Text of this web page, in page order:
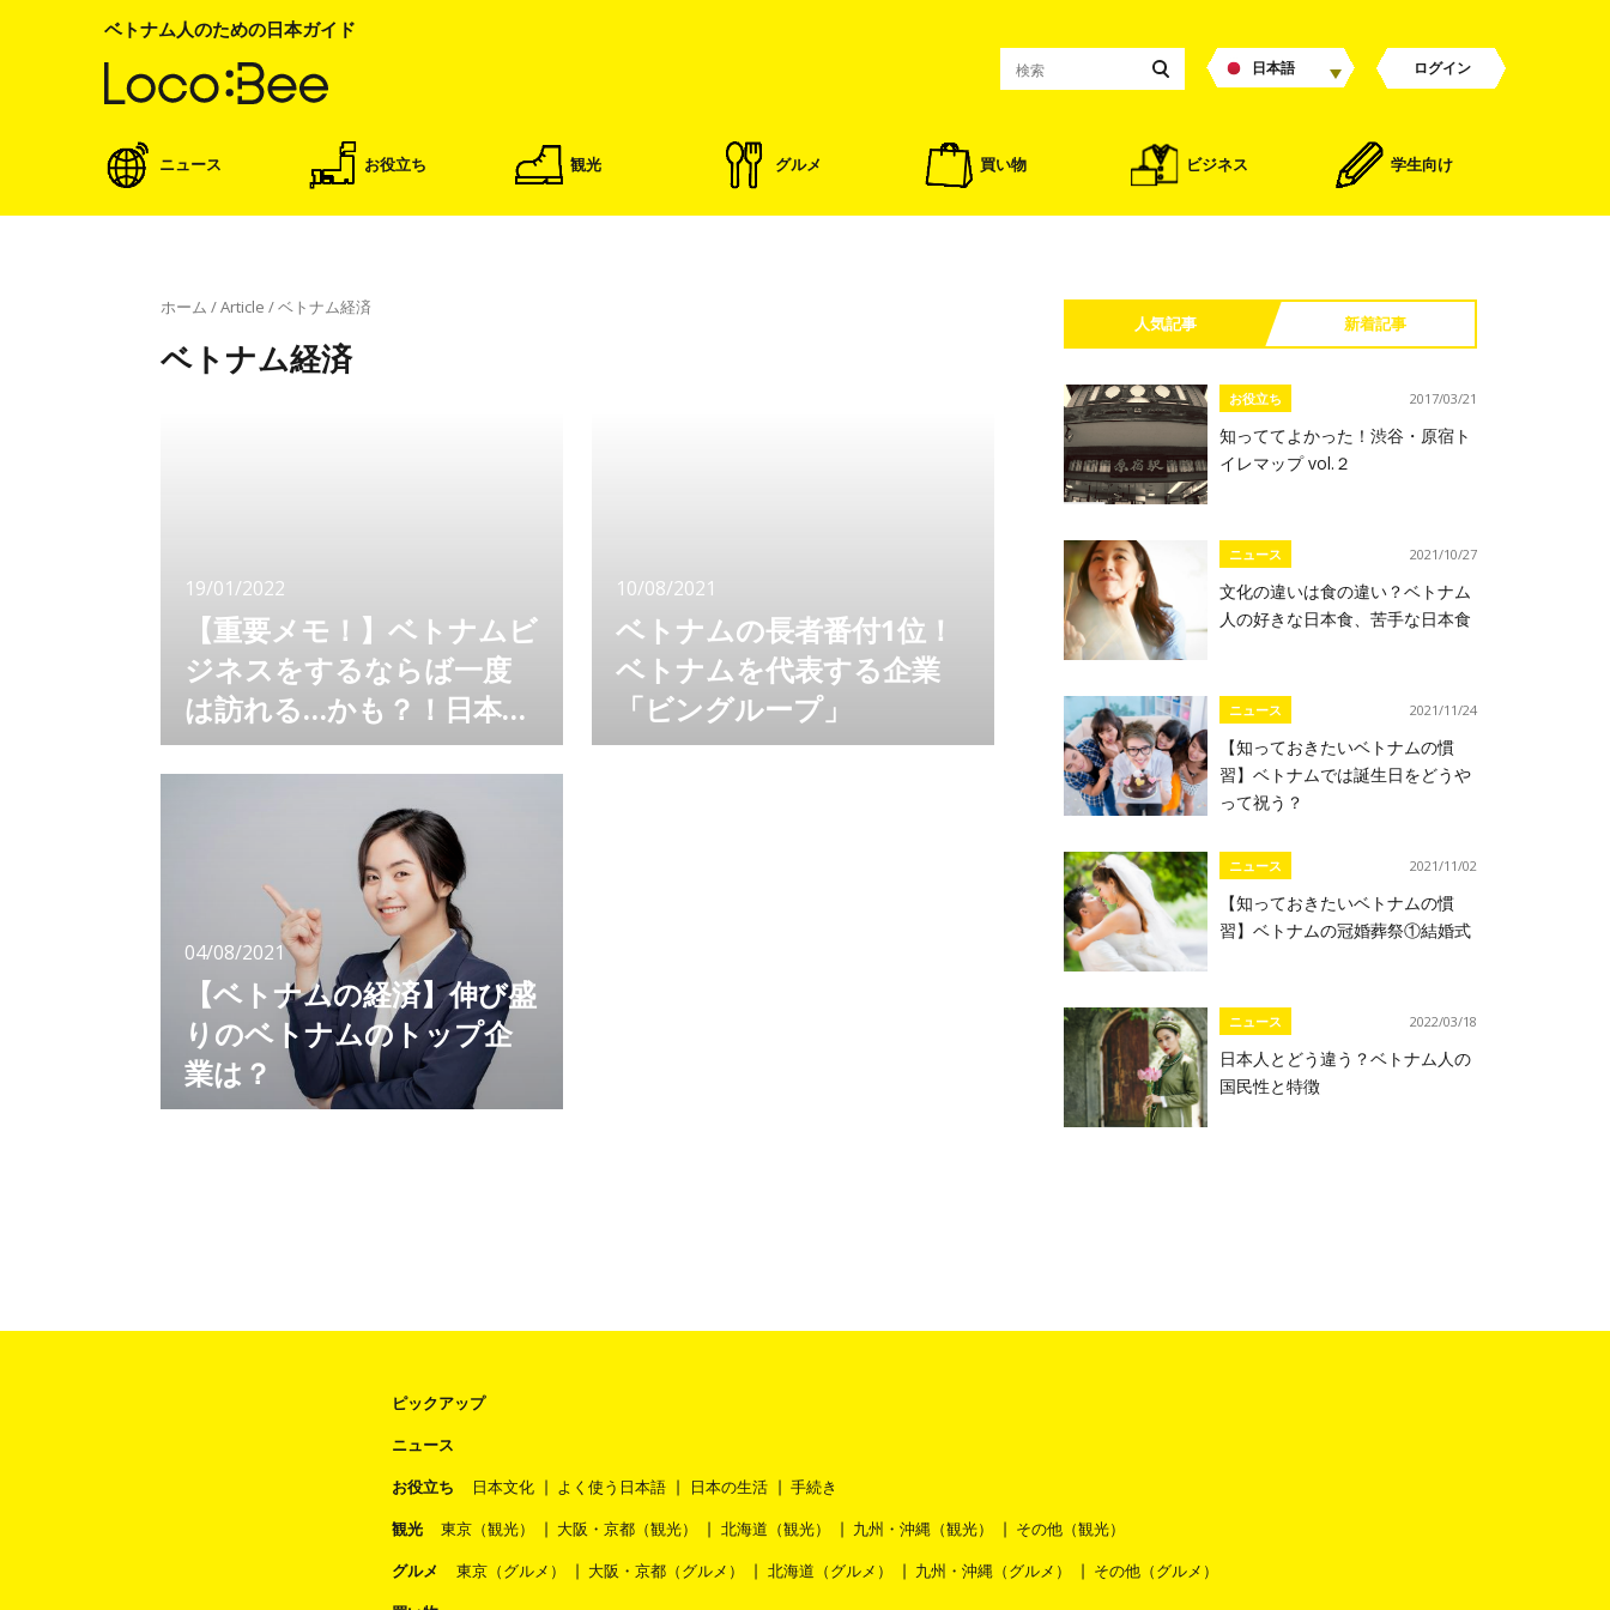
ベトナム人のための日本ガイド
日本語 ログイン
ニュース お役立ち 観光 グルメ 買い物 ビジネス 学生向け
ホーム /Article /ベトナム経済
ベトナム経済
19/01/2022
【重要メモ！】ベトナムビ
ジネスをするならば一度
は訪れる…かも？！日本と
ベトナムの大使館・領事館
一覧
ベトナムでビジネスをするにも、日本でベトナ
役割や、何ができるのか、どんな手続きをする
のか、知っていますか？ いざ、という時に困
らないよう、日本とベトナムの大使館、領事館
をまとめました。 大使館とは？ 大使館は英語
でEmbassy 「大使館」とは「大使を長とする
在外公館」
10/08/2021
ベトナムの長者番付1位！
ベトナムを代表する企業
「ビングループ」
経済成長が注目されているベトナムですが、ベ
04/08/2021
【ベトナムの経済】伸び盛
りのベトナムのトップ企
業は？
コロナ禍で経済が伸び悩む中、ベトナム経済は
人気記事 新着記事
お役立ち 2017/03/21
知っててよかった！渋谷・原宿ト
イレマップ vol.２
ニュース 2021/10/27
文化の違いは食の違い？ベトナム
人の好きな日本食、苦手な日本食
ニュース 2021/11/24
【知っておきたいベトナムの慣
習】ベトナムでは誕生日をどうや
って祝う？
ニュース 2021/11/02
【知っておきたいベトナムの慣
習】ベトナムの冠婚葬祭①結婚式
ニュース 2022/03/18
日本人とどう違う？ベトナム人の
国民性と特徴
ピックアップ
ニュース
お役立ち
日本文化 よく使う日本語 日本の生活
手続き
観光
東京（観光） 大阪・京都（観光） 北海道（観光） 九州・沖縄（観光）
その他（観光）
グルメ
東京（グルメ） 大阪・京都（グルメ） 北海道（グルメ） 九州・沖縄（グルメ）
その他（グルメ）